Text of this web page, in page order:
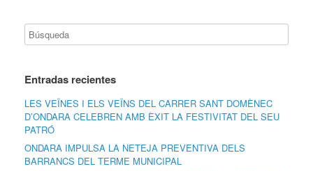
Entradas recientes
LES VEÏNES I ELS VEÏNS DEL CARRER SANT DOMÈNEC
D’ONDARA CELEBREN AMB ÈXIT LA FESTIVITAT DEL SEU
PATRÓ
ONDARA IMPULSA LA NETEJA PREVENTIVA DELS
BARRANCS DEL TERME MUNICIPAL